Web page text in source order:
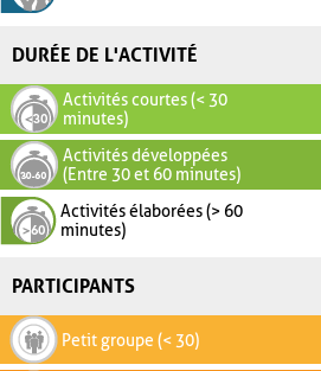
DURÉE DE L'ACTIVITÉ
Activités courtes (< 30
minutes)
Activités développées
(Entre 30 et 60 minutes)
Activités élaborées (> 60
minutes)
PARTICIPANTS
Petit groupe (< 30)